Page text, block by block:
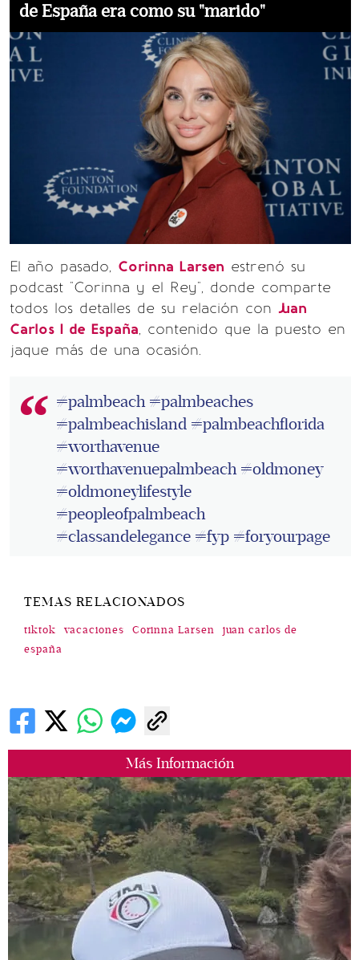
Más Información
de España era como su "marido"
El año pasado, Corinna Larsen estrenó su
podcast "Corinna y el Rey", donde comparte
todos los detalles de su relación con Juan
Carlos I de España, contenido que la puesto en
jaque más de una ocasión.
#palmbeach #palmbeaches
#palmbeachisland #palmbeachflorida
#worthavenue
#worthavenuepalmbeach #oldmoney
#oldmoneylifestyle
#peopleofpalmbeach
#classandelegance #fyp #foryourpage
TEMAS RELACIONADOS
tiktok vacaciones Corinna Larsen
juan carlos de
españa